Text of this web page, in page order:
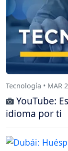
Tecnología • MAR
YouTube:
idioma por ti